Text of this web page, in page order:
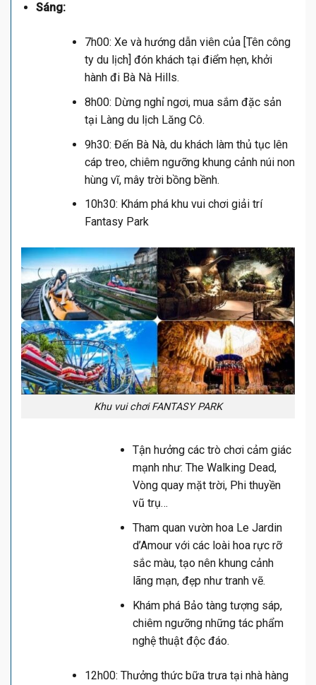
Sáng:
7h00: Xe và hướng dẫn viên của [Tên công
ty du lịch] đón khách tại điểm hẹn, khởi
hành đi Bà Nà Hills.
8h00: Dừng nghỉ ngơi, mua sắm đặc sản
tại Làng du lịch Lăng Cô.
9h30: Đến Bà Nà, du khách làm thủ tục lên
cáp treo, chiêm ngưỡng khung cảnh núi non
hùng vĩ, mây trời bồng bềnh.
10h30: Khám phá khu vui chơi giải trí
Fantasy Park
Khu vui chơi FANTASY PARK
Tận hưởng các trò chơi cảm giác
mạnh như: The Walking Dead,
Vòng quay mặt trời, Phi thuyền
vũ trụ…
Tham quan vườn hoa Le Jardin
d’Amour với các loài hoa rực rỡ
sắc màu, tạo nên khung cảnh
lãng mạn, đẹp như tranh vẽ.
Khám phá Bảo tàng tượng sáp,
chiêm ngưỡng những tác phẩm
nghệ thuật độc đáo.
12h00: Thưởng thức bữa trưa tại nhà hàng